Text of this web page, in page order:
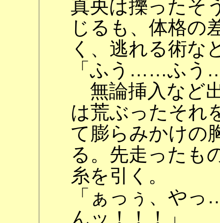
真央は擽ったそ
じるも、体格の
く、逃れる術な
「ふう……ふ
無論挿入など
は荒ぶったそれ
て膨らみかけの
る。先走ったも
糸を引く。
「ぁっぅ、や
んッ！！！」